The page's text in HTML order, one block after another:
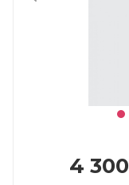
4 300